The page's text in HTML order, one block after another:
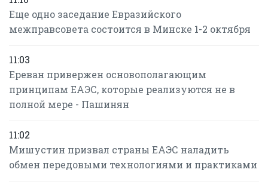
Еще одно заседание Евразийского
межправсовета состоится в Минске 1-2 октября
11:03
Ереван привержен основополагающим
принципам ЕАЭС, которые реализуются не в
полной мере - Пашинян
11:02
Мишустин призвал страны ЕАЭС наладить
обмен передовыми технологиями и практиками